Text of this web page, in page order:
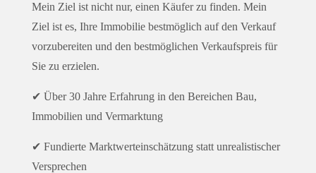
Mein Ziel ist nicht nur, einen Käufer zu finden. Mein
Ziel ist es, Ihre Immobilie bestmöglich auf den Verkauf
vorzubereiten und den bestmöglichen Verkaufspreis für
Sie zu erzielen.
✔ Über 30 Jahre Erfahrung in den Bereichen Bau,
Immobilien und Vermarktung
✔ Fundierte Marktwerteinschätzung statt unrealistischer
Versprechen